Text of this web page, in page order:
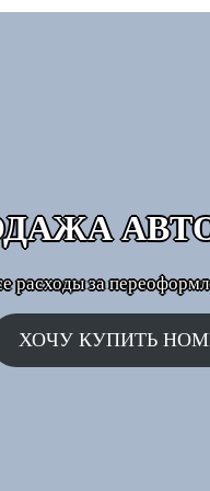
расходы за
ХОЧУ КУПИТЬ